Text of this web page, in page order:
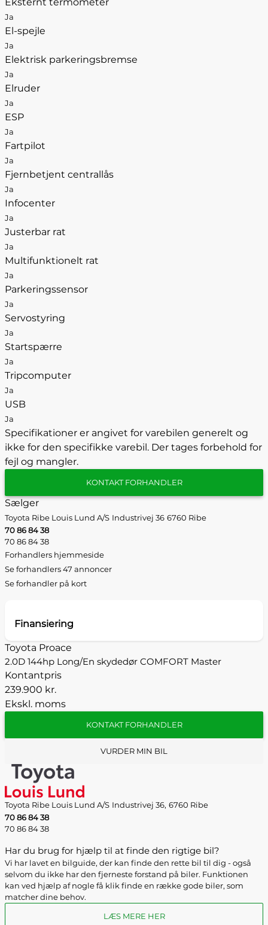
Ja
El-spejle
Ja
Elektrisk parkeringsbremse
Ja
Elruder
Ja
ESP
Ja
Fartpilot
Ja
Fjernbetjent centrallås
Ja
Infocenter
Ja
Justerbar rat
Ja
Multifunktionelt rat
Ja
Parkeringssensor
Ja
Servostyring
Ja
Startspærre
Ja
Tripcomputer
Ja
USB
Ja
Specifikationer er angivet for varebilen generelt og
ikke for den specifikke varebil. Der tages forbehold for
fejl og mangler.
KONTAKT FORHANDLER
Sælger
Toyota Ribe Louis Lund A/S Industrivej 36 6760 Ribe
70 86 84 38
70 86 84 38
Forhandlers hjemmeside
Se forhandlers 47 annoncer
Se forhandler på kort
Finansiering
Toyota Proace
2.0D 144hp Long/En skydedør COMFORT Master
Kontantpris
239.900 kr.
Ekskl. moms
KONTAKT FORHANDLER
VURDER MIN BIL
Toyota Ribe Louis Lund A/S Industrivej 36, 6760 Ribe
70 86 84 38
70 86 84 38
Har du brug for hjælp til at finde den rigtige bil?
Vi har lavet en bilguide, der kan finde den rette bil til dig - også
selvom du ikke har den fjerneste forstand på biler. Funktionen
kan ved hjælp af nogle få klik finde en række gode biler, som
matcher dine behov.
LÆS MERE HER